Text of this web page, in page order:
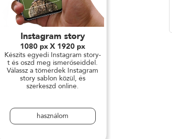
Instagram story
1080 px X 1920 px
Készíts egyedi Instagram story-
t és oszd meg ismerőseiddel.
Válassz a tömérdek Instagram
story sablon közül, és
szerkeszd online.
használom